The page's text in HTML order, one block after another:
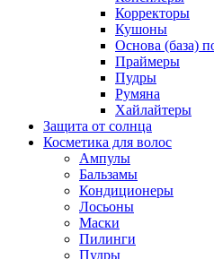
Корректоры
Кушоны
Основа (база)
Праймеры
Пудры
Румяна
Хайлайтеры
Защита от солнца
Косметика для волос
Ампулы
Бальзамы
Кондиционеры
Лосьоны
Маски
Пилинги
Пудры